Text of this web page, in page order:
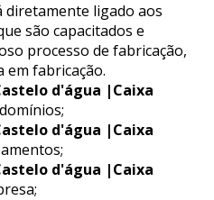
diretamente ligado aos
são capacitados e
processo de fabricação,
em fabricação.
d'água |Caixa
d'água |Caixa
d'água |Caixa